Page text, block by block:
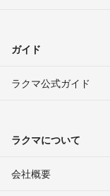
ガイド
ラクマ公式ガイド
ラクマについて
会社概要